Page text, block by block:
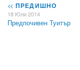
<< ПРЕДИШНО
18 Юли 2014
Предпочивен Туитър